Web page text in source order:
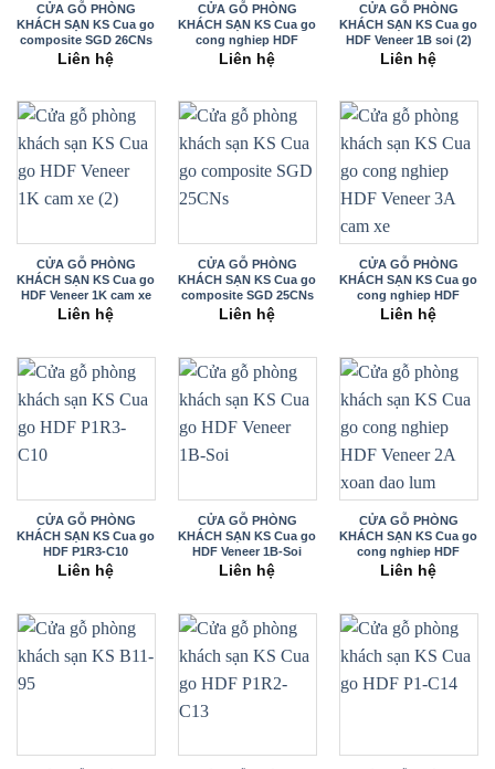
CỬA GỖ PHÒNG
KHÁCH SẠN KS Cua go
composite SGD 26CNs
Liên hệ
CỬA GỖ PHÒNG
KHÁCH SẠN KS Cua go
cong nghiep HDF
Veneer 3A xoan dao
Liên hệ
CỬA GỖ PHÒNG
KHÁCH SẠN KS Cua go
HDF Veneer 1B soi (2)
Liên hệ
CỬA GỖ PHÒNG
KHÁCH SẠN KS Cua go
HDF Veneer 1K cam xe
(2)
Liên hệ
CỬA GỖ PHÒNG
KHÁCH SẠN KS Cua go
composite SGD 25CNs
Liên hệ
CỬA GỖ PHÒNG
KHÁCH SẠN KS Cua go
cong nghiep HDF
Veneer 3A
Liên hệ
CỬA GỖ PHÒNG
KHÁCH SẠN KS Cua go
HDF P1R3-C10
Liên hệ
CỬA GỖ PHÒNG
KHÁCH SẠN KS Cua go
HDF Veneer 1B-Soi
Liên hệ
CỬA GỖ PHÒNG
KHÁCH SẠN KS Cua go
cong nghiep HDF
Veneer 2A xoan dao
Liên hệ